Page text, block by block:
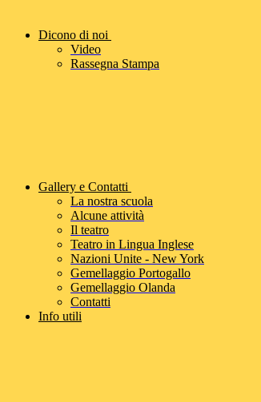
Dicono di noi
Video
Rassegna Stampa
Gallery e Contatti
La nostra scuola
Alcune attività
Il teatro
Teatro in Lingua Inglese
Nazioni Unite - New York
Gemellaggio Portogallo
Gemellaggio Olanda
Contatti
Info utili